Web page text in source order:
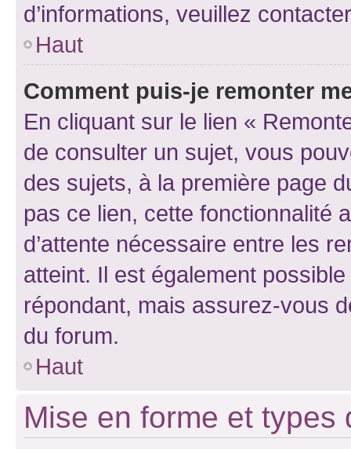
d’informations, veuillez
Haut
Comment puis-je remonter
En cliquant sur le lien «
de consulter un sujet, vous
des sujets, à la première page
pas ce lien, cette fonctionnalité
d’attente nécessaire entre les
atteint. Il est également
répondant, mais assurez-vous
du forum.
Haut
Mise en forme et types